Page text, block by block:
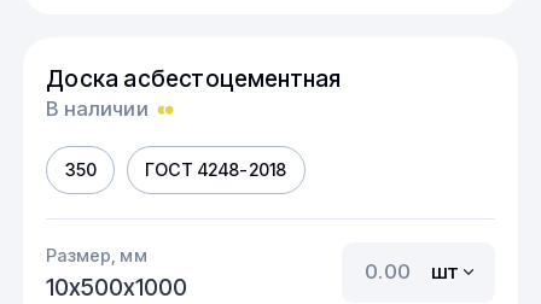
Доска асбестоцементная
В наличии
350 ГОСТ 4248-2018
Размер, мм
10х500х1000
шт